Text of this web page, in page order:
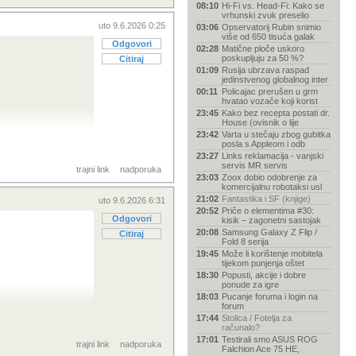
uto 9.6.2026 0:25
Odgovori
Citiraj
sa day-one
trajni link nadporuka
uto 9.6.2026 6:31
Odgovori
Citiraj
trajni link nadporuka
08:10 Hi-Fi vs. Head-Fi: Kako se
vrhunski zvuk preselio
03:06 Opservatorij Rubin snimio
više od 650 tisuća galak
02:28 Matične ploče uskoro
poskupljuju za 50 %?
01:09 Rusija ubrzava raspad
jedinstvenog globalnog inter
00:11 Policajac prerušen u grm
hvatao vozače koji korist
23:45 Kako bez recepta postati dr.
House (ovisnik o lije
23:42 Varta u stečaju zbog gubitka
posla s Appleom i odb
23:27 Links reklamacija - vanjski
servis MR servis
23:03 Zoox dobio odobrenje za
komercijalnu robotaksi usl
21:02 Fantastika i SF (knjige)
20:52 Priče o elementima #30:
kisik – zagonetni sastojak
20:08 Samsung Galaxy Z Flip /
Fold 8 serija
19:45 Može li korištenje mobitela
tijekom punjenja oštet
18:30 Popusti, akcije i dobre
ponude za igre
18:03 Pucanje foruma i login na
forum
17:44 Stolica / Fotelja za
računalo?
17:01 Testirali smo ASUS ROG
Falchion Ace 75 HE,